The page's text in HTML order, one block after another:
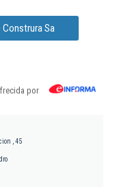
Sa
por
, 45